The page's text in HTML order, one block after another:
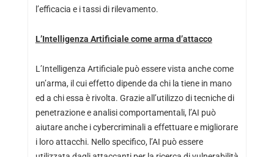
l’efficacia e i tassi di rilevamento.
L’Intelligenza Artificiale come arma d’attacco
L’Intelligenza Artificiale può essere vista anche come
un’arma, il cui effetto dipende da chi la tiene in mano
ed a chi essa è rivolta. Grazie all’utilizzo di tecniche di
penetrazione e analisi comportamentali, l’AI può
aiutare anche i cybercriminali a effettuare e migliorare
i loro attacchi. Nello specifico, l’AI può essere